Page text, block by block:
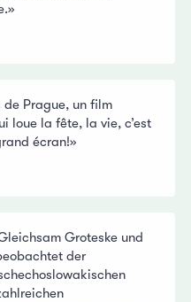
de Prague, un film
loue la fête, la vie, c’est
écran!»
Groteske und
der